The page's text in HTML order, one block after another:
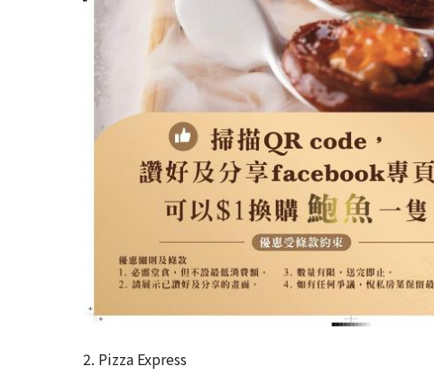
2. Pizza Express